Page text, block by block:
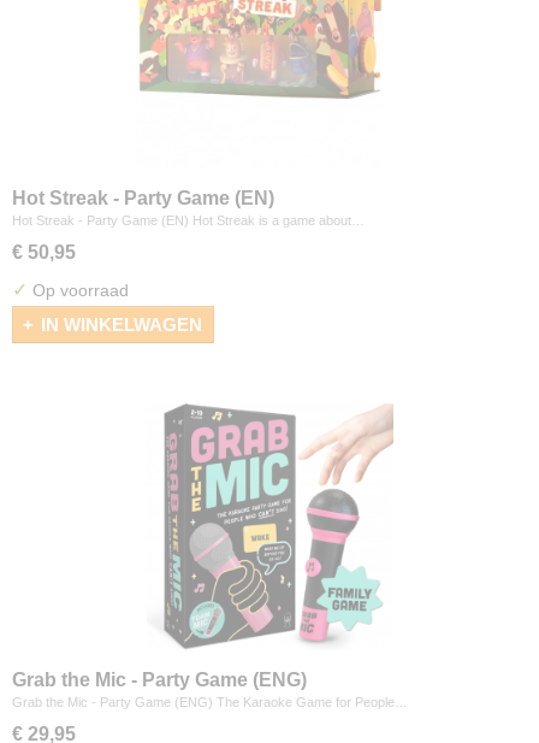
Hot Streak - Party Game (EN)
Hot Streak - Party Game (EN) Hot Streak is a game about…
€ 50,95
✓ Op voorraad
IN WINKELWAGEN
Grab the Mic - Party Game (ENG)
Grab the Mic - Party Game (ENG) The Karaoke Game for People…
€ 29,95